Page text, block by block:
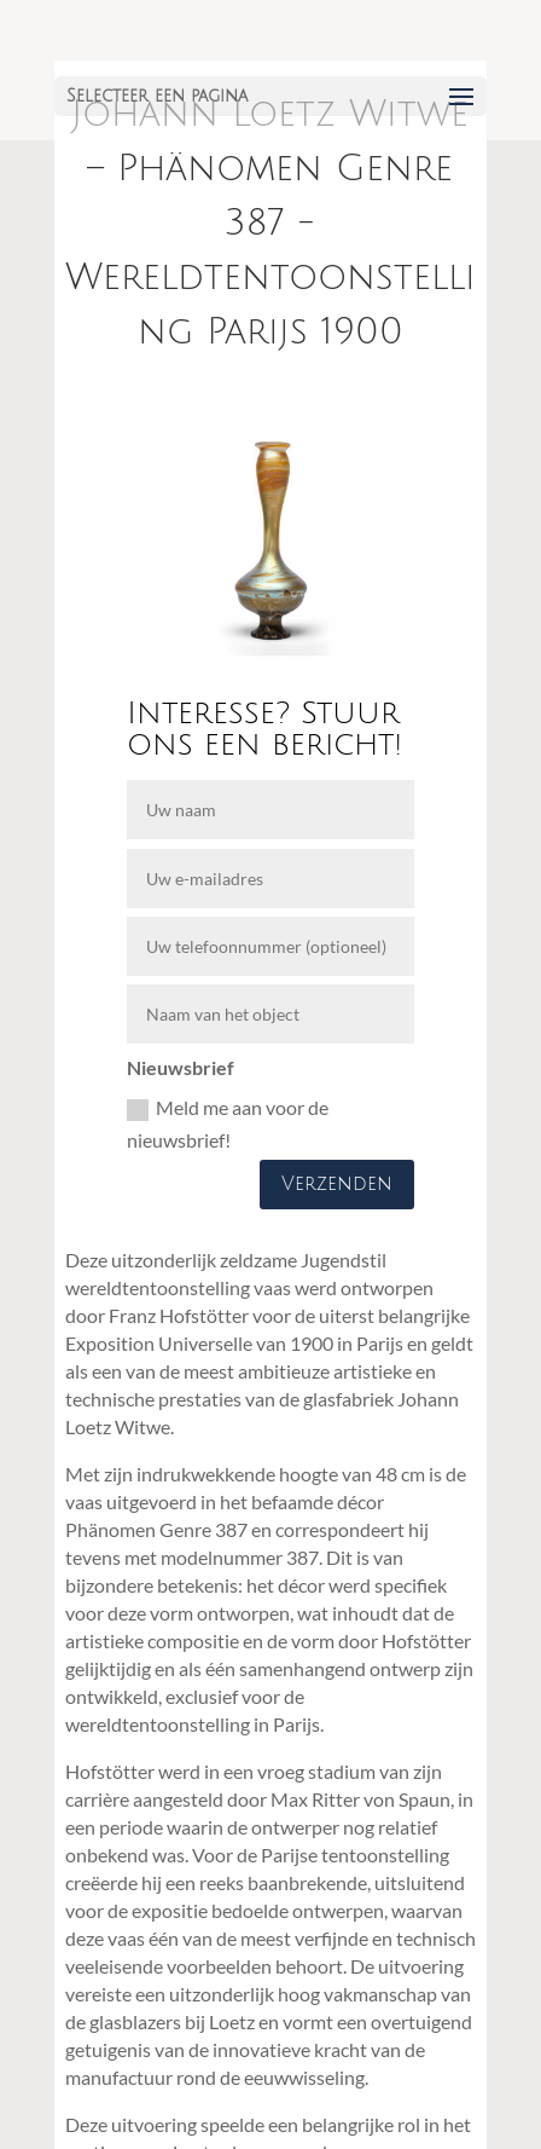
Selecteer een pagina
Johann Loetz Witwe
– Phänomen Genre
387 -
Wereldtentoonstelli
ng Parijs 1900
Interesse? Stuur
ons een bericht!
Nieuwsbrief
Meld me aan voor de
nieuwsbrief!
Verzenden
Deze uitzonderlijk zeldzame Jugendstil
wereldtentoonstelling vaas werd ontworpen
door Franz Hofstötter voor de uiterst belangrijke
Exposition Universelle van 1900 in Parijs en geldt
als een van de meest ambitieuze artistieke en
technische prestaties van de glasfabriek Johann
Loetz Witwe.
Met zijn indrukwekkende hoogte van 48 cm is de
vaas uitgevoerd in het befaamde décor
Phänomen Genre 387 en correspondeert hij
tevens met modelnummer 387. Dit is van
bijzondere betekenis: het décor werd specifiek
voor deze vorm ontworpen, wat inhoudt dat de
artistieke compositie en de vorm door Hofstötter
gelijktijdig en als één samenhangend ontwerp zijn
ontwikkeld, exclusief voor de
wereldtentoonstelling in Parijs.
Hofstötter werd in een vroeg stadium van zijn
carrière aangesteld door Max Ritter von Spaun, in
een periode waarin de ontwerper nog relatief
onbekend was. Voor de Parijse tentoonstelling
creëerde hij een reeks baanbrekende, uitsluitend
voor de expositie bedoelde ontwerpen, waarvan
deze vaas één van de meest verfijnde en technisch
veeleisende voorbeelden behoort. De uitvoering
vereiste een uitzonderlijk hoog vakmanschap van
de glasblazers bij Loetz en vormt een overtuigend
getuigenis van de innovatieve kracht van de
manufactuur rond de eeuwwisseling.
Deze uitvoering speelde een belangrijke rol in het